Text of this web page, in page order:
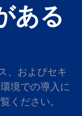
ある
、およびセキ
境での導入に
ください。